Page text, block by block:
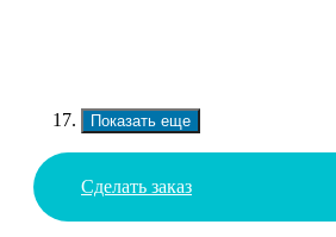
Показать еще
Сделать заказ